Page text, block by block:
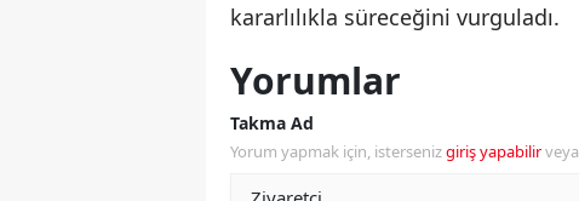
kararlılıkla süreceğini vurguladı.
Yorumlar
Takma Ad
Yorum yapmak için, istersenizgiriş yapabilirveya